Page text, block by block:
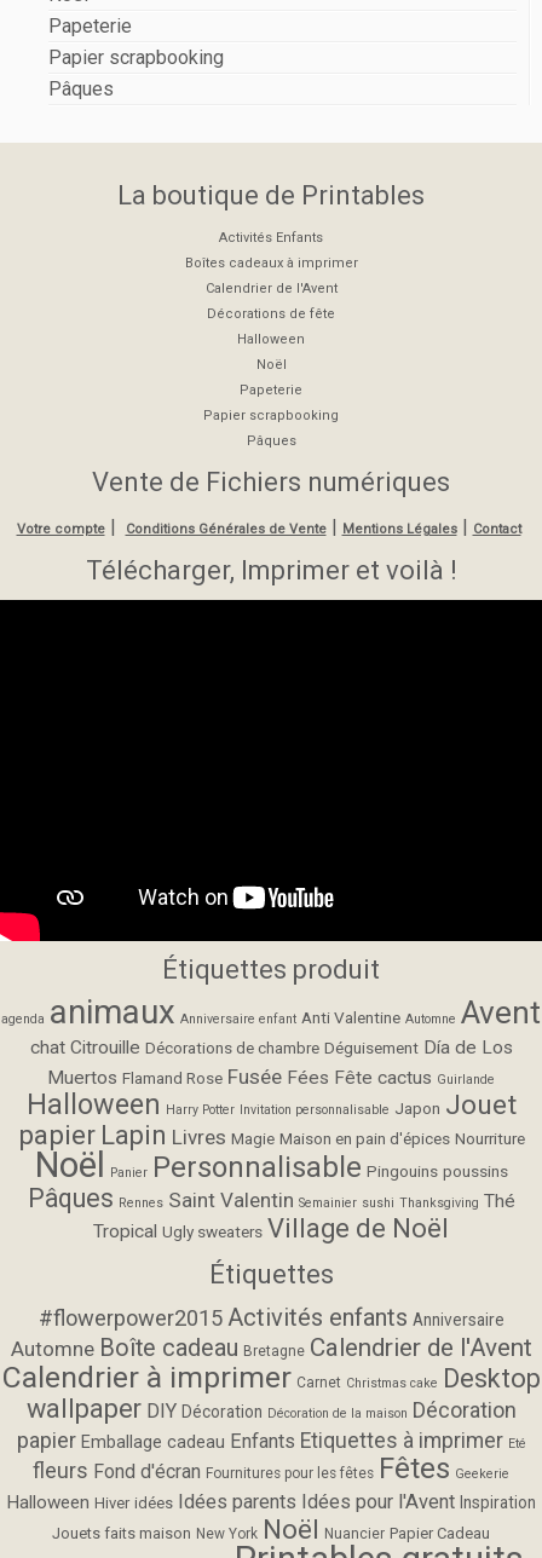
Papeterie
Papier scrapbooking
Pâques
La boutique de Printables
Activités Enfants
Boîtes cadeaux à imprimer
Calendrier de l'Avent
Décorations de fête
Halloween
Noël
Papeterie
Papier scrapbooking
Pâques
Vente de Fichiers numériques
Votre compte| Conditions Générales de Vente| Mentions Légales Contact
Télécharger, Imprimer et voilà !
Étiquettes produit
agenda animaux Anniversaire enfant Anti Valentine Automne Avent
chat Citrouille Décorations de chambre Déguisement Día de Los
Muertos Flamand Rose Fusée Fées Fête cactus Guirlande
Halloween Harry Potter Invitation personnalisable Japon Jouet
papier Lapin Livres Magie Maison en pain d'épices Nourriture
Noël Panier Personnalisable Pingouins poussins
Pâques Rennes Saint Valentin Semainier sushi Thanksgiving Thé
Tropical Ugly sweaters Village de Noël
Étiquettes
#flowerpower2015 Activités enfants Anniversaire
Automne Boîte cadeau Bretagne Calendrier de l'Avent
Calendrier à imprimer Carnet Christmas cake
Desktop
wallpaper DIY Décoration Décoration de la maison Décoration
papier Emballage cadeau Enfants Etiquettes à imprimer Eté
fleurs Fond d'écran Fournitures pour les fêtes Fêtes Geekerie
Halloween Hiver idées Idées parents Idées pour l'Avent Inspiration
Jouets faits maison New York Noël Nuancier Papier Cadeau